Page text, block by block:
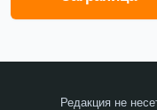
Редакция не